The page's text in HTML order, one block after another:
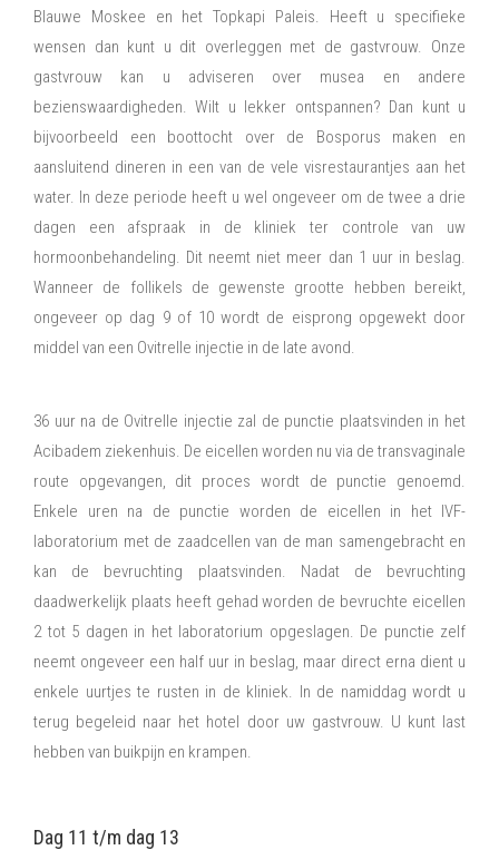
Blauwe Moskee en het Topkapi Paleis. Heeft u specifieke
wensen dan kunt u dit overleggen met de gastvrouw. Onze
gastvrouw kan u adviseren over musea en andere
bezienswaardigheden. Wilt u lekker ontspannen? Dan kunt u
bijvoorbeeld een boottocht over de Bosporus maken en
aansluitend dineren in een van de vele visrestaurantjes aan het
water. In deze periode heeft u wel ongeveer om de twee a drie
dagen een afspraak in de kliniek ter controle van uw
hormoonbehandeling. Dit neemt niet meer dan 1 uur in beslag.
Wanneer de follikels de gewenste grootte hebben bereikt,
ongeveer op dag 9 of 10 wordt de eisprong opgewekt door
middel van een Ovitrelle injectie in de late avond.
36 uur na de Ovitrelle injectie zal de punctie plaatsvinden in het
Acibadem ziekenhuis. De eicellen worden nu via de transvaginale
route opgevangen, dit proces wordt de punctie genoemd.
Enkele uren na de punctie worden de eicellen in het IVF-
laboratorium met de zaadcellen van de man samengebracht en
kan de bevruchting plaatsvinden. Nadat de bevruchting
daadwerkelijk plaats heeft gehad worden de bevruchte eicellen
2 tot 5 dagen in het laboratorium opgeslagen. De punctie zelf
neemt ongeveer een half uur in beslag, maar direct erna dient u
enkele uurtjes te rusten in de kliniek. In de namiddag wordt u
terug begeleid naar het hotel door uw gastvrouw. U kunt last
hebben van buikpijn en krampen.
Dag 11 t/m dag 13